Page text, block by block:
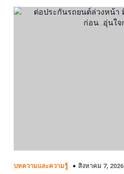
บทความและความรู้ สิงหาคม 7, 2026